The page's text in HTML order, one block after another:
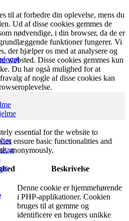
til at forbedre din oplevelse, mens du
Ud af disse cookies gemmes de
nødvendige, i din browser, da de er
funktioner fungerer. Vi
der hjælper os med at analysere og
websted. Disse cookies gemmes kun
Du har også mulighed for at
af nogle af disse cookies kan
essential for the website to
ensure basic functionalities and
anonymously.
Beskrivelse
Denne cookie er hjemmehørende
i PHP-applikationer. Cookien
bruges til at gemme og
identificere en brugers unikke